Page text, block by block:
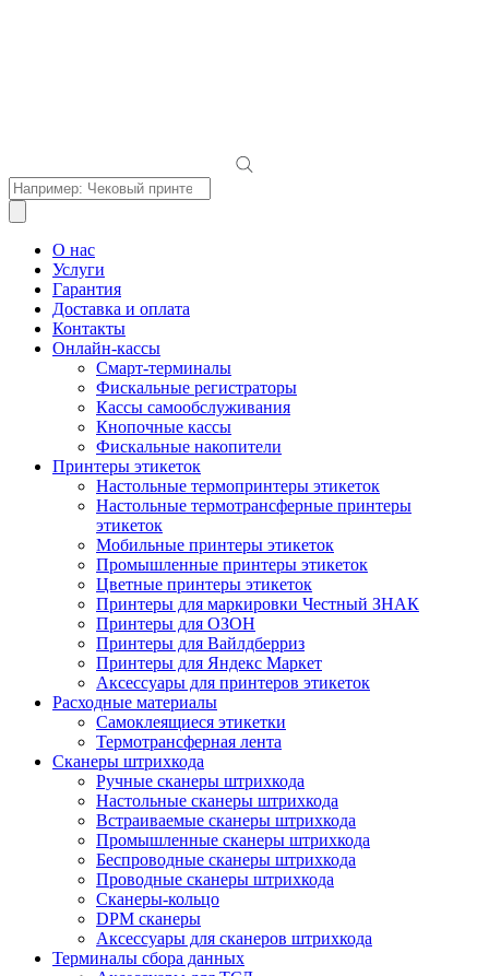
Поиск
товаров
О нас
Услуги
Гарантия
Доставка и оплата
Контакты
Онлайн-кассы
Смарт-терминалы
Фискальные регистраторы
Кассы самообслуживания
Кнопочные кассы
Фискальные накопители
Принтеры этикеток
Настольные термопринтеры этикеток
Настольные термотрансферные принтеры
этикеток
Мобильные принтеры этикеток
Промышленные принтеры этикеток
Цветные принтеры этикеток
Принтеры для маркировки Честный ЗНАК
Принтеры для ОЗОН
Принтеры для Вайлдберриз
Принтеры для Яндекс Маркет
Аксессуары для принтеров этикеток
Расходные материалы
Самоклеящиеся этикетки
Термотрансферная лента
Сканеры штрихкода
Ручные сканеры штрихкода
Настольные сканеры штрихкода
Встраиваемые сканеры штрихкода
Промышленные сканеры штрихкода
Беспроводные сканеры штрихкода
Проводные сканеры штрихкода
Сканеры-кольцо
DPM сканеры
Аксессуары для сканеров штрихкода
Терминалы сбора данных